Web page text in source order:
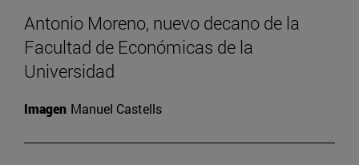
Antonio Moreno, nuevo decano de la
Facultad de Económicas de la
Universidad
Imagen Manuel Castells